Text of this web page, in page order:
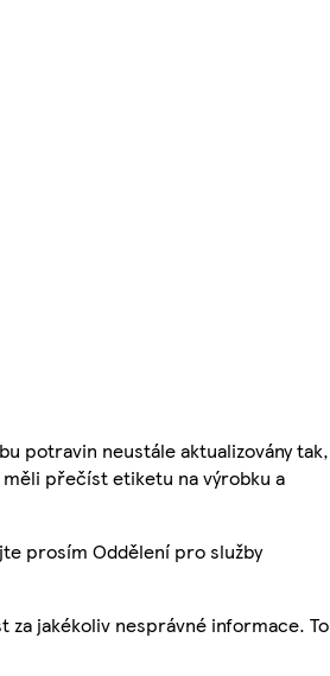
potravin neustále aktualizovány tak,
přečíst etiketu na výrobku a
prosím Oddělení pro služby
jakékoliv nesprávné informace. To